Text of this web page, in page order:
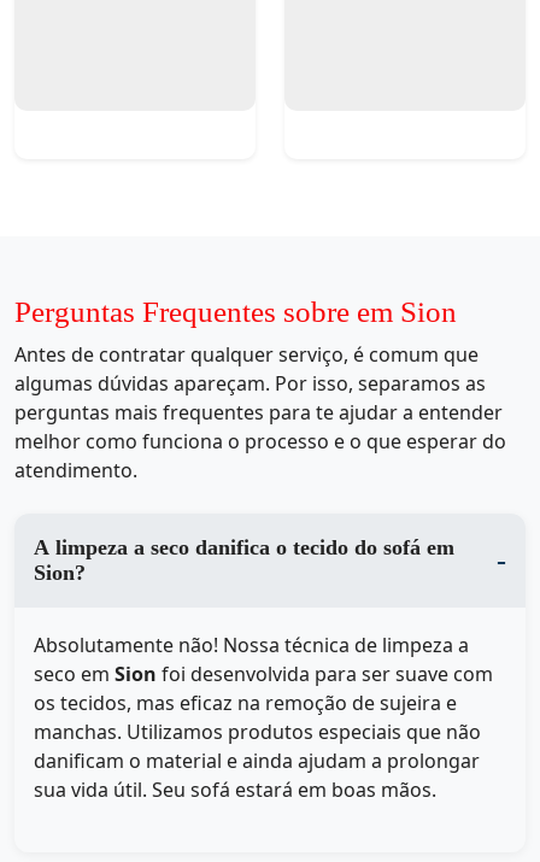
Perguntas Frequentes sobre em Sion
Antes de contratar qualquer serviço, é comum que
algumas dúvidas apareçam. Por isso, separamos as
perguntas mais frequentes para te ajudar a entender
melhor como funciona o processo e o que esperar do
atendimento.
A limpeza a seco danifica o tecido do sofá em
Sion?
Absolutamente não! Nossa técnica de limpeza a
seco em Sion foi desenvolvida para ser suave com
os tecidos, mas eficaz na remoção de sujeira e
manchas. Utilizamos produtos especiais que não
danificam o material e ainda ajudam a prolongar
sua vida útil. Seu sofá estará em boas mãos.